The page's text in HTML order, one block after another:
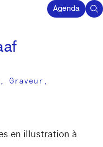
Agenda
Graveur
en illustration à